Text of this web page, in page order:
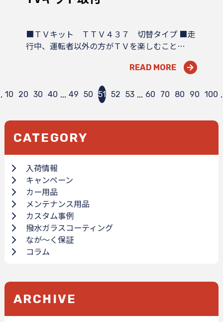
■ＴＶキット ＴＴＶ４３７ 切替タイプ ■走
行中、運転者以外の方がＴＶを楽しむこと…
READ MORE
10 20 30 40 ... 49 50 51 52 53 ... 60 70 80 90 100
CATEGORY
入荷情報
キャンペーン
カー用品
メンテナンス用品
カスタム事例
撥水ガラスコーティング
なが～く保証
コラム
ARCHIVE